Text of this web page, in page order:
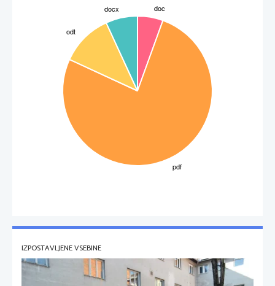
IZPOSTAVLJENE VSEBINE